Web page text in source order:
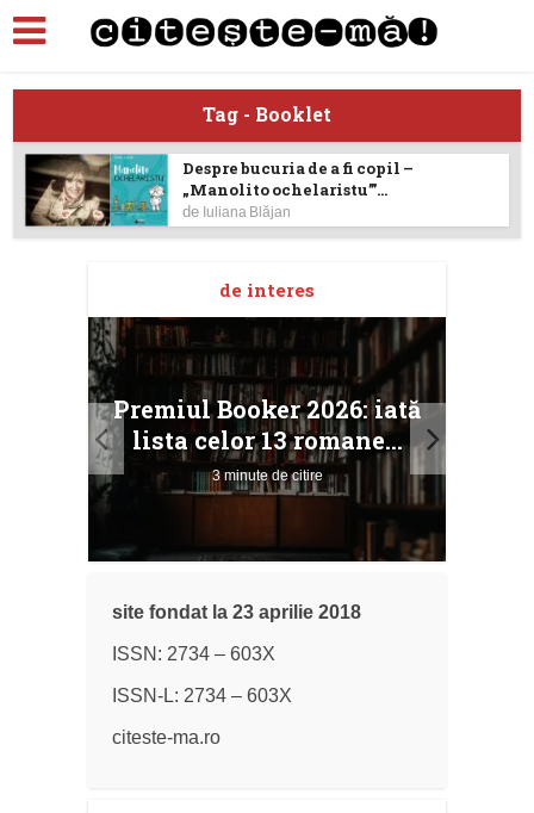
Tag - Booklet
Despre bucuria de a fi copil –
„Manolito ochelaristu’”...
de Iuliana Blăjan
de interes
Premiul Booker 2026: iată
lista celor 13 romane...
3 minute de citire
site fondat la 23 aprilie 2018
ISSN: 2734 – 603X
ISSN-L: 2734 – 603X
citeste-ma.ro